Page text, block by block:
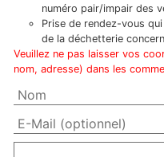
numéro pair/impair des
Prise de rendez-vous
de la déchetterie
Veuillez ne pas laisser vos
nom, adresse) dans les